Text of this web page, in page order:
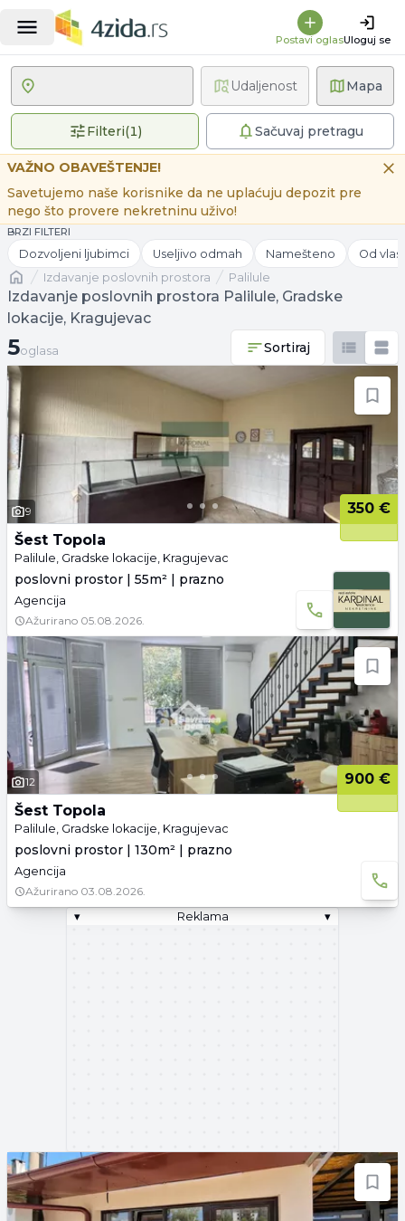
Postavi oglasUloguj se
Mapa
Filteri(1)1 primenjen filterSačuvaj pretragu
Udaljenost
VAŽNO OBAVEŠTENJE!
Savetujemo naše korisnike da ne uplaćuju depozit pre
nego što provere nekretninu uživo!
BRZI FILTERI
Dozvoljeni ljubimci Useljivo odmah Namešteno Od
Naslovnaizdavanje poslovnih prostora Palilule
Izdavanje poslovnih prostora Palilule, Gradske
lokacije, Kragujevac
5 oglasa
5oglasa Sortiraj
9
350 €
Šest Topola
Palilule, Gradske lokacije, Kragujevac
poslovni prostor | 55m² | prazno
Agencija
Ažurirano 05.08.2026.
12
900 €
Šest Topola
Palilule, Gradske lokacije, Kragujevac
poslovni prostor | 130m² | prazno
Agencija
Ažurirano 03.08.2026.
▾
Reklama ▾